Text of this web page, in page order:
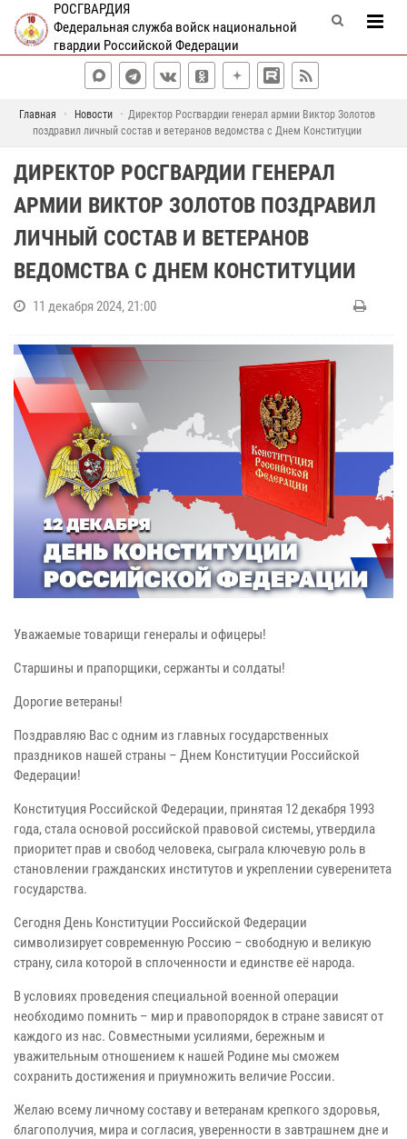
РОСГВАРДИЯ
Федеральная служба войск национальной
гвардии Российской Федерации
Главная Новости
Директор Росгвардии генерал армии Виктор Золотов
поздравил личный состав и ветеранов ведомства с Днем Конституции
ДИРЕКТОР РОСГВАРДИИ ГЕНЕРАЛ
АРМИИ ВИКТОР ЗОЛОТОВ ПОЗДРАВИЛ
ЛИЧНЫЙ СОСТАВ И ВЕТЕРАНОВ
ВЕДОМСТВА С ДНЕМ КОНСТИТУЦИИ
11 декабря 2024, 21:00
Уважаемые товарищи генералы и офицеры!
Старшины и прапорщики, сержанты и солдаты!
Дорогие ветераны!
Поздравляю Вас с одним из главных государственных
праздников нашей страны – Днем Конституции Российской
Федерации!
Конституция Российской Федерации, принятая 12 декабря 1993
года, стала основой российской правовой системы, утвердила
приоритет прав и свобод человека, сыграла ключевую роль в
становлении гражданских институтов и укреплении суверенитета
государства.
Сегодня День Конституции Российской Федерации
символизирует современную Россию – свободную и великую
страну, сила которой в сплоченности и единстве её народа.
В условиях проведения специальной военной операции
необходимо помнить – мир и правопорядок в стране зависят от
каждого из нас. Совместными усилиями, бережным и
уважительным отношением к нашей Родине мы сможем
сохранить достижения и приумножить величие России.
Желаю всему личному составу и ветеранам крепкого здоровья,
благополучия, мира и согласия, уверенности в завтрашнем дне и